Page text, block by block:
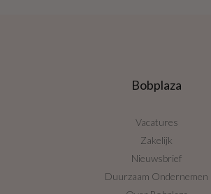
Bobplaza
Vacatures
Zakelijk
Nieuwsbrief
Duurzaam Ondernemen